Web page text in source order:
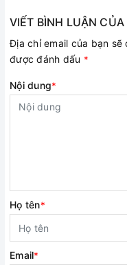
VIẾT BÌNH LUẬN CỦA
Địa chỉ email của bạn
được đánh dấu *
Nội dung*
Họ tên*
Email*